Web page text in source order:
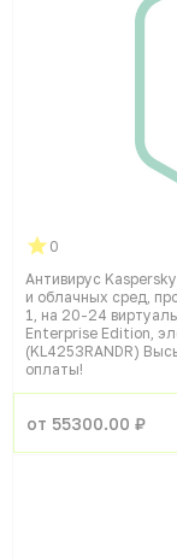
0
Антивирус
и облачных сред,
1, на 20-24
Enterprise Edition,
(KL4253RANDR)
оплаты!
от 55300.00 ₽